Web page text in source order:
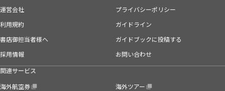
運営会社
プライバシーポリシー
利用規約
ガイドライン
書店御担当者様へ
ガイドブックに投稿する
採用情報
お問い合わせ
関連サービス
海外航空券
海外ツアー